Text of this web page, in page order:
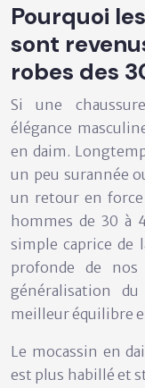
Pourquoi
sont
robes des
Si une
élégance
en daim.
un peu surannée
un retour en force
hommes de 30 à
simple caprice de
profonde de
généralisation
meilleur équilibre
Le mocassin en
est plus habillé et